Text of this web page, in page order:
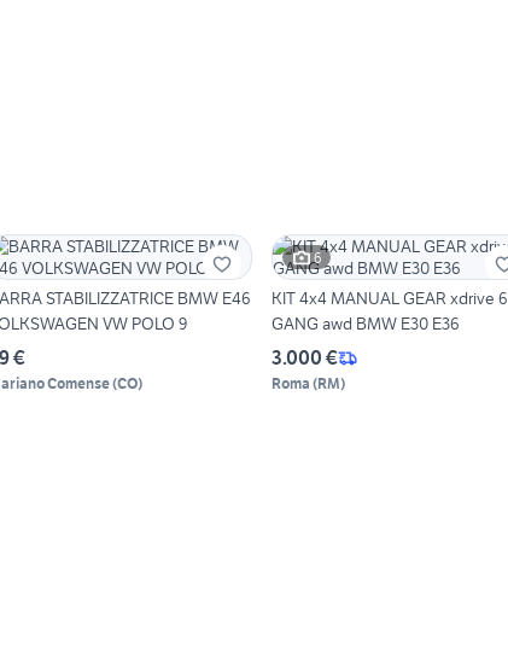
STABILIZZATRICE BMW E46
VW POLO 9
€
Comense(CO)
6
KIT 4x4 MANUAL GEAR xdrive 6
GANG awd BMW E30 E36
3.000 €
Roma (RM)